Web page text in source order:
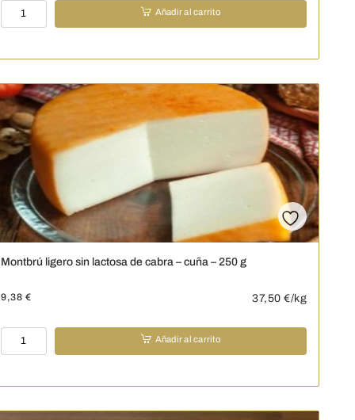
Montbrú
de
semi
–
cuña
–
250
g
cantidad
Añadir al carrito
Montbrú ligero sin lactosa de cabra – cuña – 250 g
9,38 € 37,50 €/kg
Montbrú
ligero
lactosa
Añadir al carrito